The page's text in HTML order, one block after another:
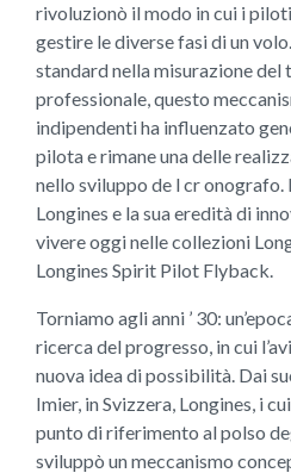
rivoluzionò il modo in cui i
gestire le diverse fasi di un
standard nella misurazione del
professionale, questo
indipendenti ha influenzato
pilota e rimane una delle
nello sviluppo de l cr onografo.
Longines e la sua eredità di
vivere oggi nelle collezioni
Longines Spirit Pilot Flyback.
Torniamo agli anni ’ 30:
ricerca del progresso, in cui
nuova idea di possibilità. Dai
Imier, in Svizzera, Longines, i
punto di riferimento al polso
sviluppò un meccanismo